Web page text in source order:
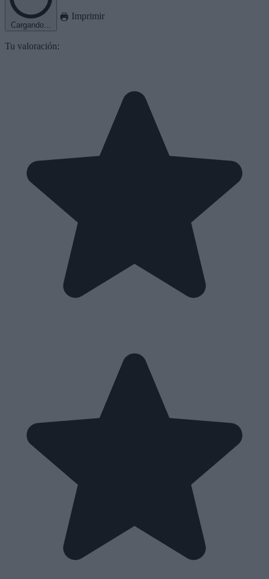
Cargando...
Imprimir
Tu valoración: